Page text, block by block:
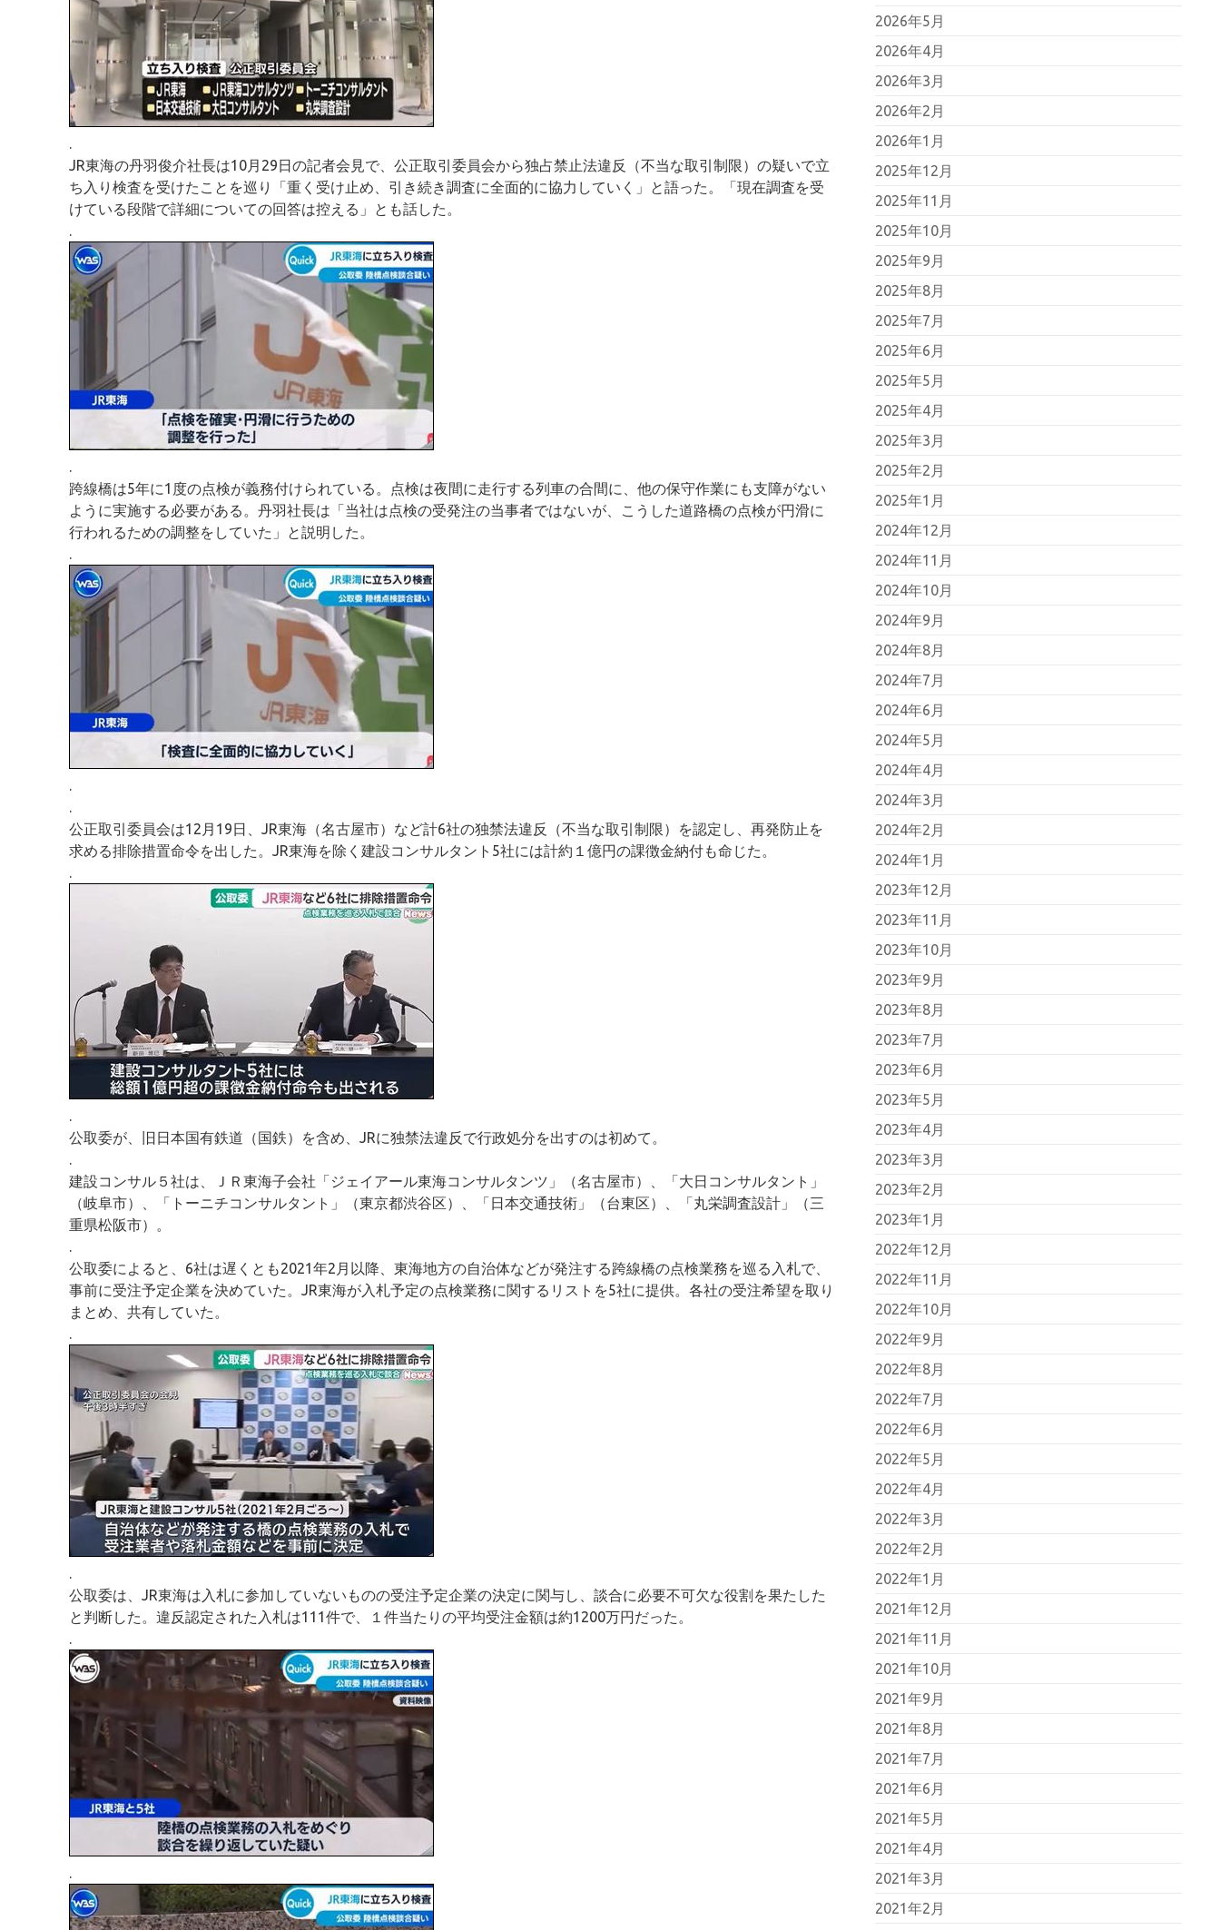
.
JR東海の丹羽俊介社長は10月29日の記者会見で、公正取引委員会から独占禁止法違反（不当な取引制限）の疑いで立
ち入り検査を受けたことを巡り「重く受け止め、引き続き調査に全面的に協力していく」と語った。「現在調査を受
けている段階で詳細についての回答は控える」とも話した。
.
.
跨線橋は5年に1度の点検が義務付けられている。点検は夜間に走行する列車の合間に、他の保守作業にも支障がない
ように実施する必要がある。丹羽社長は「当社は点検の受発注の当事者ではないが、こうした道路橋の点検が円滑に
行われるための調整をしていた」と説明した。
.
.
.
公正取引委員会は12月19日、JR東海（名古屋市）など計6社の独禁法違反（不当な取引制限）を認定し、再発防止を
求める排除措置命令を出した。JR東海を除く建設コンサルタント5社には計約１億円の課徴金納付も命じた。
.
.
公取委が、旧日本国有鉄道（国鉄）を含め、JRに独禁法違反で行政処分を出すのは初めて。
.
建設コンサル５社は、ＪＲ東海子会社「ジェイアール東海コンサルタンツ」（名古屋市）、「大日コンサルタント」
（岐阜市）、「トーニチコンサルタント」（東京都渋谷区）、「日本交通技術」（台東区）、「丸栄調査設計」（三
重県松阪市）。
.
公取委によると、6社は遅くとも2021年2月以降、東海地方の自治体などが発注する跨線橋の点検業務を巡る入札で、
事前に受注予定企業を決めていた。JR東海が入札予定の点検業務に関するリストを5社に提供。各社の受注希望を取り
まとめ、共有していた。
.
.
公取委は、JR東海は入札に参加していないものの受注予定企業の決定に関与し、談合に必要不可欠な役割を果たした
と判断した。違反認定された入札は111件で、１件当たりの平均受注金額は約1200万円だった。
.
.
2026年5月
2026年4月
2026年3月
2026年2月
2026年1月
2025年12月
2025年11月
2025年10月
2025年9月
2025年8月
2025年7月
2025年6月
2025年5月
2025年4月
2025年3月
2025年2月
2025年1月
2024年12月
2024年11月
2024年10月
2024年9月
2024年8月
2024年7月
2024年6月
2024年5月
2024年4月
2024年3月
2024年2月
2024年1月
2023年12月
2023年11月
2023年10月
2023年9月
2023年8月
2023年7月
2023年6月
2023年5月
2023年4月
2023年3月
2023年2月
2023年1月
2022年12月
2022年11月
2022年10月
2022年9月
2022年8月
2022年7月
2022年6月
2022年5月
2022年4月
2022年3月
2022年2月
2022年1月
2021年12月
2021年11月
2021年10月
2021年9月
2021年8月
2021年7月
2021年6月
2021年5月
2021年4月
2021年3月
2021年2月